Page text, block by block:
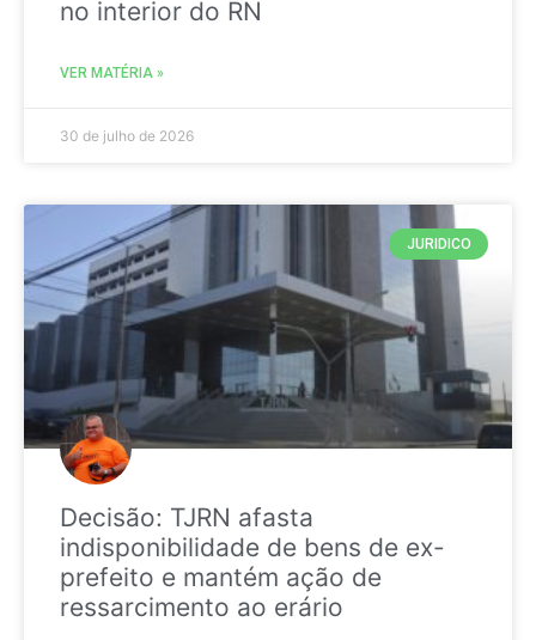
no interior do RN
VER MATÉRIA »
30 de julho de 2026
JURIDICO
Decisão: TJRN afasta
indisponibilidade de bens de ex-
prefeito e mantém ação de
ressarcimento ao erário